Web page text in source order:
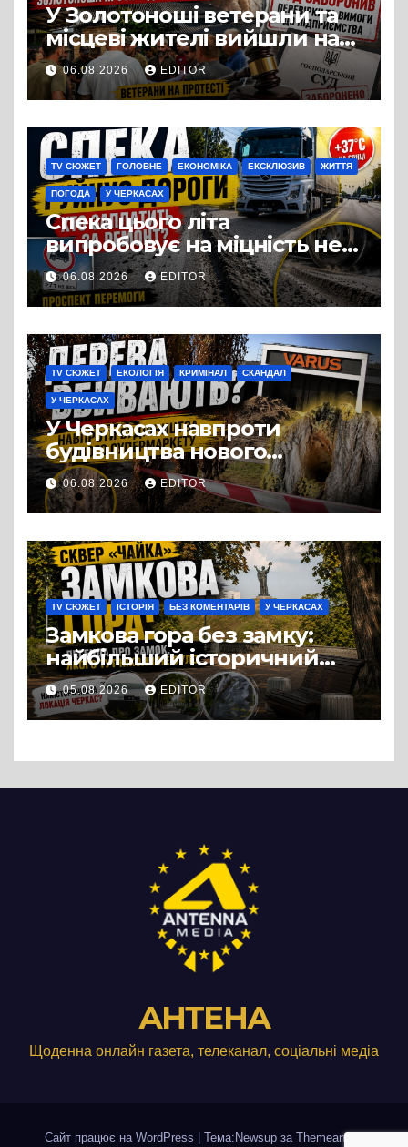
У Золотоноші ветерани та
місцеві жителі вийшли на
протест до стін
підприємства ТОВ «Омега
Три», що займається
виробництвом м’яса птиці
06.08.2026 EDITOR
TV СЮЖЕТ ГОЛОВНЕ ЕКОНОМІКА ЕКСКЛЮЗИВ ЖИТТЯ
ПОГОДА У ЧЕРКАСАХ
Спека цього літа
випробовує на міцність не
лише людей, а й дороги
Черкас
06.08.2026 EDITOR
TV СЮЖЕТ ЕКОЛОГІЯ КРИМІНАЛ СКАНДАЛ
У ЧЕРКАСАХ
У Черкасах навпроти
будівництва нового
супермаркету VARUS на
проспекті Перемоги всохли
дерева. І це навряд чи
можна назвати
випадковістю
06.08.2026 EDITOR
TV СЮЖЕТ ІСТОРІЯ БЕЗ КОМЕНТАРІВ У ЧЕРКАСАХ
Замкова гора без замку:
найбільший історичний
міф Черкас
05.08.2026 EDITOR
АНТЕНА
Щоденна онлайн газета, телеканал, соціальні медіа
Сайт працює на WordPress Тема:Newsup за Themeansar